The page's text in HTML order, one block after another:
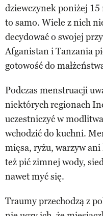
dziewczynek poniżej 15
to samo. Wiele z nich
decydować o swojej
Afganistan i Tanzania
gotowość do
Podczas menstruacji
niektórych regionach
uczestniczyć w
wchodzić do kuchni.
mięsa, ryżu, warzyw
też pić zimnej wody,
nawet myć się.
Traumy przechodzą z